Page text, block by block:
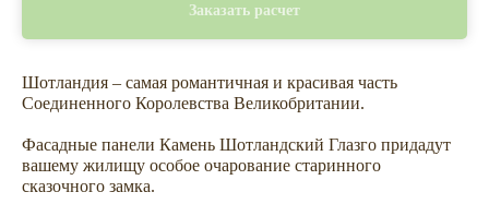
Заказать расчет
Шотландия – самая романтичная и красивая часть
Соединенного Королевства Великобритании.
Фасадные панели Камень Шотландский Глазго придадут
вашему жилищу особое очарование старинного
сказочного замка.